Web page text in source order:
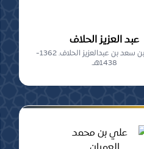
عبد العزيز الحلاف
عبدالعزيز بن سعد بن عبدالعزيز الحلاف. 1362-
1438هـ.